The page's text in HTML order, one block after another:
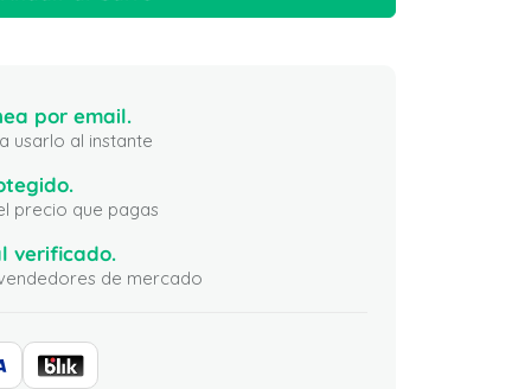
por email.
usarlo al instante
precio que pagas
verificado.
de mercado